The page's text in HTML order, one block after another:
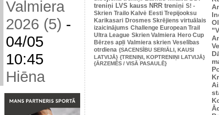
Valmiera
2026 (5) -
04/05
10:45
Hiēna
treniņi LVS kauss NRR treniņi S! -
Skrien Trailo Kalvė Eesti Trepijooksu
Karikasari Drosmes Skrējiens virtuālais
izaicinājums Challenge European Trail
Ultra League Skrien Valmiera Hero Cup
Bērzes apļi Valmiera skrien Veselības
otrdiena {SACENSĪBU SERIĀLI, KAUSI
LATVIJĀ} {TRENIŅI, KOPTRENIŅI LATVIJĀ}
{ĀRZEMĒS / VISĀ PASAULĒ}